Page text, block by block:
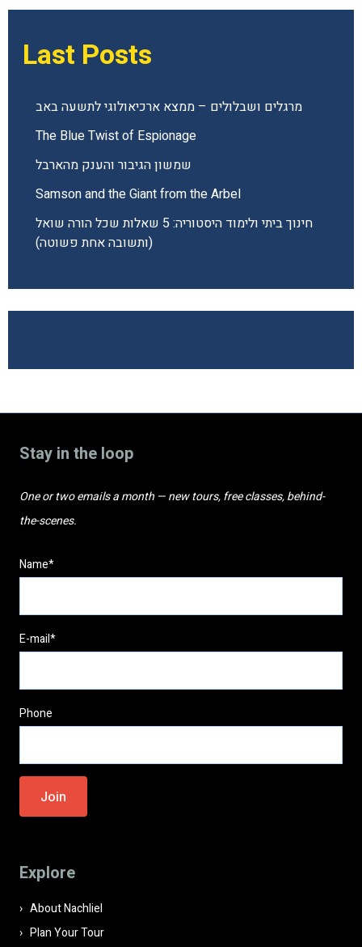
Last Posts
מרגלים ושבלולים – ממצא ארכיאולוגי לתשעה באב
The Blue Twist of Espionage
שמשון הגיבור והענק מהארבל
Samson and the Giant from the Arbel
חינוך ביתי ולימוד היסטוריה: 5 שאלות שכל הורה שואל
(ותשובה אחת פשוטה)
Stay in the loop
One or two emails a month — new tours, free classes, behind-
the-scenes.
Name*
E-mail*
Phone
Please leave this field empty.
Explore
About Nachliel
Plan Your Tour